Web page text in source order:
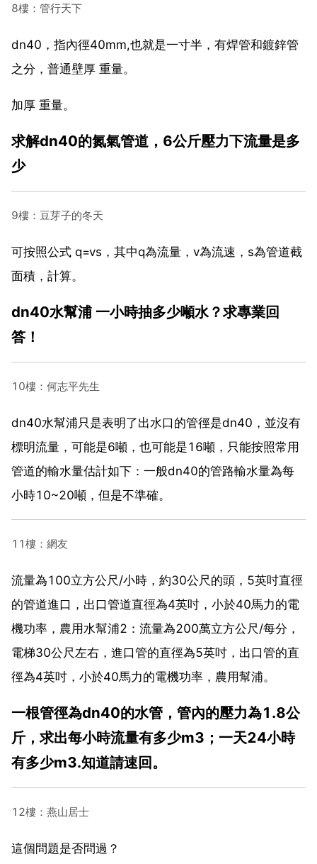
8樓：管行天下
dn40，指內徑40mm,也就是一寸半，有焊管和鍍鋅管
之分，普通壁厚 重量。
加厚 重量。
求解dn40的氮氣管道，6公斤壓力下流量是多
少
9樓：豆芽子的冬天
可按照公式 q=vs，其中q為流量，v為流速，s為管道截
面積，計算。
dn40水幫浦 一小時抽多少噸水？求專業回
答！
10樓：何志平先生
dn40水幫浦只是表明了出水口的管徑是dn40，並沒有
標明流量，可能是6噸，也可能是16噸，只能按照常用
管道的輸水量估計如下：一般dn40的管路輸水量為每
小時10~20噸，但是不準確。
11樓：網友
流量為100立方公尺/小時，約30公尺的頭，5英吋直徑
的管道進口，出口管道直徑為4英吋，小於40馬力的電
機功率，農用水幫浦2：流量為200萬立方公尺/每分，
電梯30公尺左右，進口管的直徑為5英吋，出口管的直
徑為4英吋，小於40馬力的電機功率，農用幫浦。
一根管徑為dn40的水管，管內的壓力為1.8公
斤，求出每小時流量有多少m3；一天24小時
有多少m3.知道請速回。
12樓：燕山居士
這個問題是否問過？